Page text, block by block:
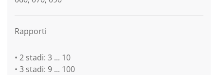
Rapporti
• 2 stadi: 3 ... 10
• 3 stadi: 9 ... 100